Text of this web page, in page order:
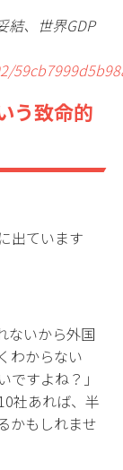
結、世界GDP
う致命的
出ています
ないから外国
わからない
ですよね？」
社あれば、半
かもしれませ